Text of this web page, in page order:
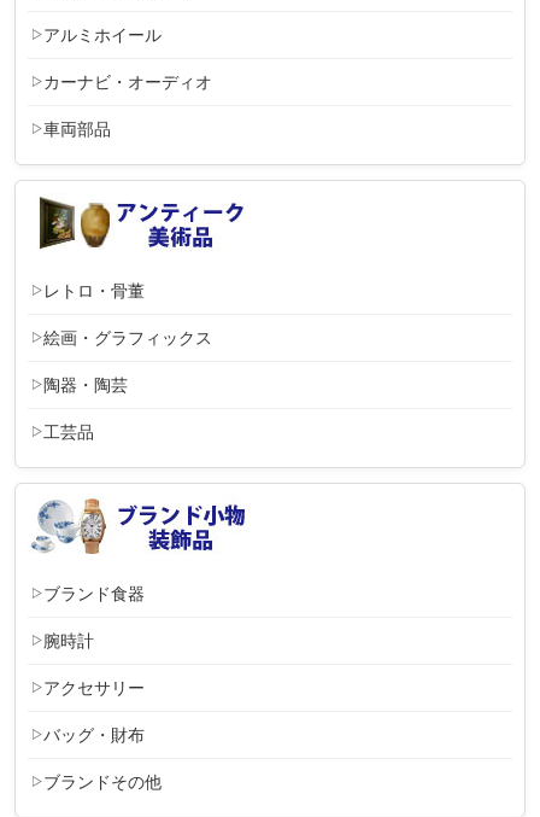
アルミホイール
カーナビ・オーディオ
車両部品
レトロ・骨董
絵画・グラフィックス
陶器・陶芸
工芸品
ブランド食器
腕時計
アクセサリー
バッグ・財布
ブランドその他